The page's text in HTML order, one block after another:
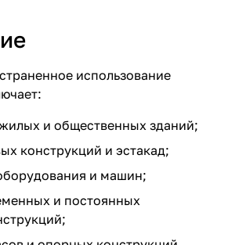
использование
и общественных зданий;
конструкций и эстакад;
и машин;
и постоянных